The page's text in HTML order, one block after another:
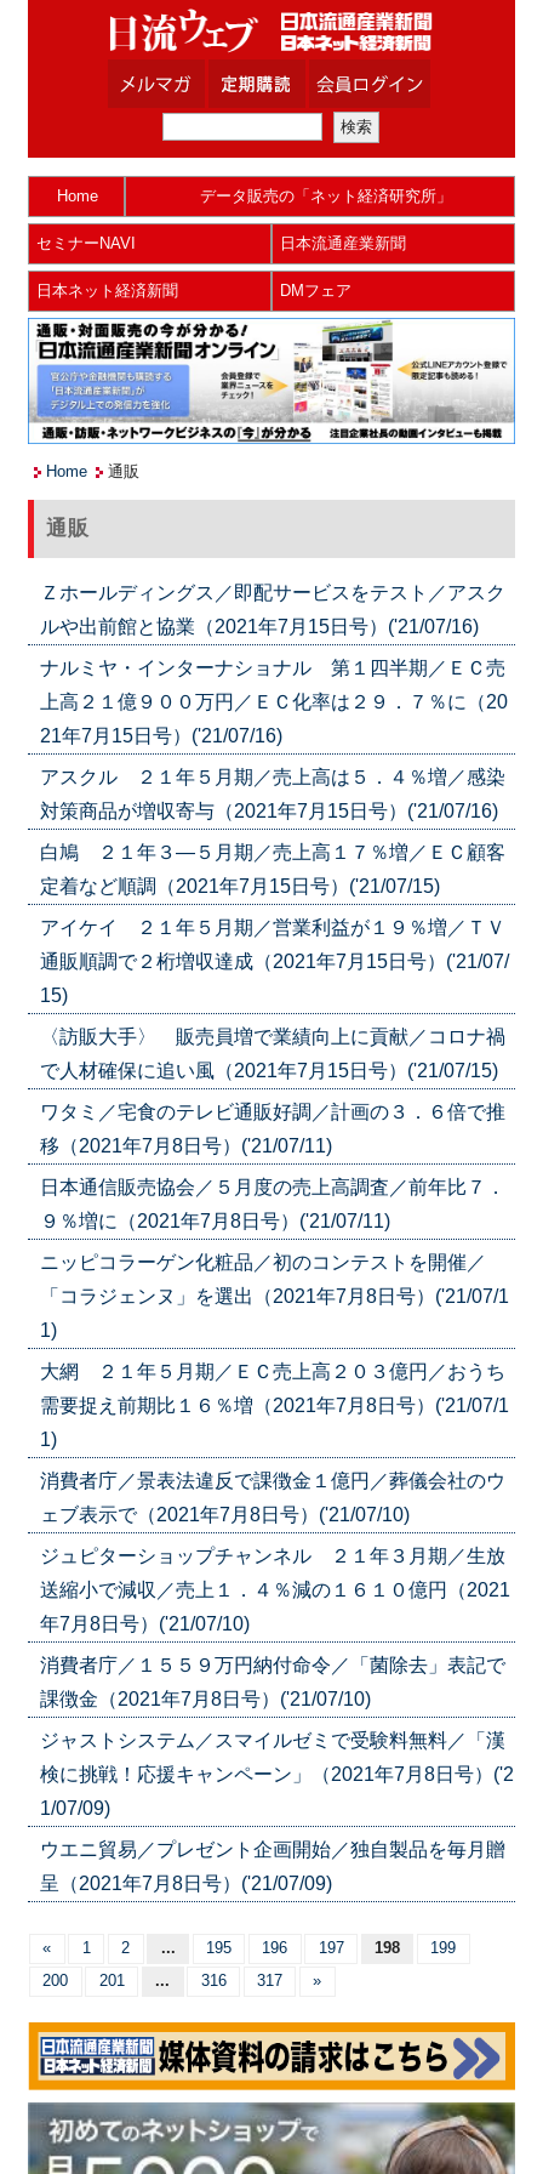
Home データ販売の「ネット経済研究所」
セミナーNAVI 日本流通産業新聞
日本ネット経済新聞 DMフェア
Home 通販
通販
Ｚホールディングス／即配サービスをテスト／アスク
ルや出前館と協業（2021年7月15日号）('21/07/16)
ナルミヤ・インターナショナル 第１四半期／ＥＣ売
上高２１億９００万円／ＥＣ化率は２９．７％に（20
21年7月15日号）('21/07/16)
アスクル ２１年５月期／売上高は５．４％増／感染
対策商品が増収寄与（2021年7月15日号）('21/07/16)
白鳩 ２１年３―５月期／売上高１７％増／ＥＣ顧客
定着など順調（2021年7月15日号）('21/07/15)
アイケイ ２１年５月期／営業利益が１９％増／ＴＶ
通販順調で２桁増収達成（2021年7月15日号）('21/07/
15)
〈訪販大手〉 販売員増で業績向上に貢献／コロナ禍
で人材確保に追い風（2021年7月15日号）('21/07/15)
ワタミ／宅食のテレビ通販好調／計画の３．６倍で推
移（2021年7月8日号）('21/07/11)
日本通信販売協会／５月度の売上高調査／前年比７．
９％増に（2021年7月8日号）('21/07/11)
ニッピコラーゲン化粧品／初のコンテストを開催／
「コラジェンヌ」を選出（2021年7月8日号）('21/07/1
1)
大網 ２１年５月期／ＥＣ売上高２０３億円／おうち
需要捉え前期比１６％増（2021年7月8日号）('21/07/1
1)
消費者庁／景表法違反で課徴金１億円／葬儀会社のウ
ェブ表示で（2021年7月8日号）('21/07/10)
ジュピターショップチャンネル ２１年３月期／生放
送縮小で減収／売上１．４％減の１６１０億円（2021
年7月8日号）('21/07/10)
消費者庁／１５５９万円納付命令／「菌除去」表記で
課徴金（2021年7月8日号）('21/07/10)
ジャストシステム／スマイルゼミで受験料無料／「漢
検に挑戦！応援キャンペーン」（2021年7月8日号）('2
1/07/09)
ウエニ貿易／プレゼント企画開始／独自製品を毎月贈
呈（2021年7月8日号）('21/07/09)
« 1 2 ... 195 196 197 198
199
200
201 ... 316 317 »